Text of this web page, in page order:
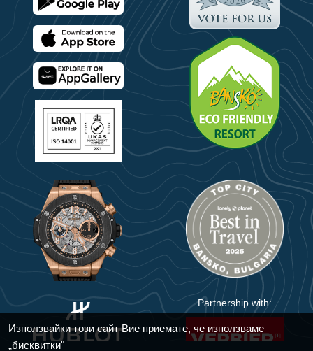
Partnership with:
Използвайки този сайт Вие приемате, че използваме
„бисквитки"